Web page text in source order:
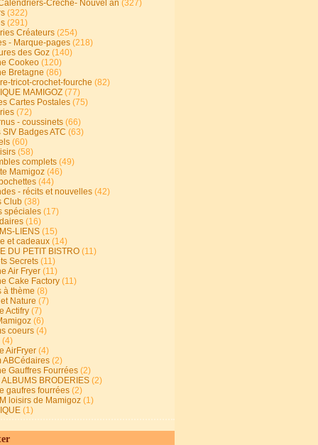
Crèche- Nouvel an (327)
(322)
(291)
Créateurs (254)
- Marque-pages (218)
des Goz (140)
Cookeo (120)
Bretagne (86)
tricot-crochet-fourche (82)
MAMIGOZ (77)
Cartes Postales (75)
(72)
- coussinets (66)
Badges ATC (63)
(60)
(58)
complets (49)
Mamigoz (46)
(44)
- récits et nouvelles (42)
Club (38)
spéciales (17)
(16)
LIENS (15)
et cadeaux (14)
DU PETIT BISTRO (11)
Secrets (11)
Air Fryer (11)
Cake Factory (11)
à thème (8)
Nature (7)
Actifry (7)
(6)
coeurs (4)
(4)
AirFryer (4)
ABCédaires (2)
Gauffres Fourrées (2)
ALBUMS BRODERIES (2)
gaufres fourrées (2)
loisirs de Mamigoz (1)
(1)